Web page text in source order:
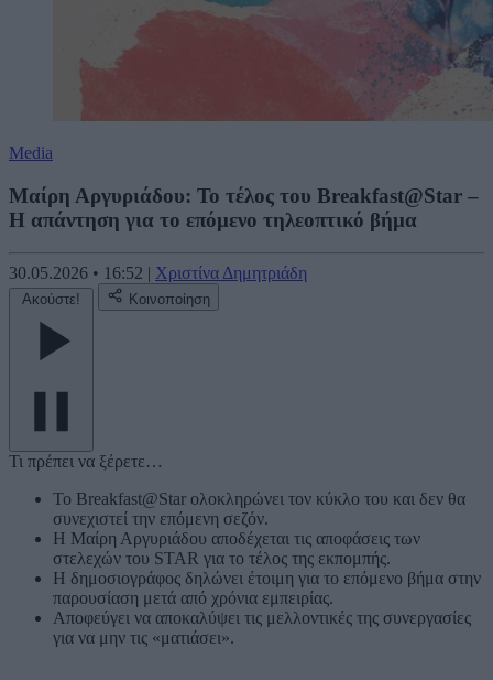
Media
Μαίρη Αργυριάδου: Το τέλος του Breakfast@Star –
Η απάντηση για το επόμενο τηλεοπτικό βήμα
30.05.2026 • 16:52 | Χριστίνα Δημητριάδη
Ακούστε! Κοινοποίηση
Τι πρέπει να ξέρετε…
Το Breakfast@Star ολοκληρώνει τον κύκλο του και δεν θα
συνεχιστεί την επόμενη σεζόν.
Η Μαίρη Αργυριάδου αποδέχεται τις αποφάσεις των
στελεχών του STAR για το τέλος της εκπομπής.
Η δημοσιογράφος δηλώνει έτοιμη για το επόμενο βήμα στην
παρουσίαση μετά από χρόνια εμπειρίας.
Αποφεύγει να αποκαλύψει τις μελλοντικές της συνεργασίες
για να μην τις «ματιάσει».